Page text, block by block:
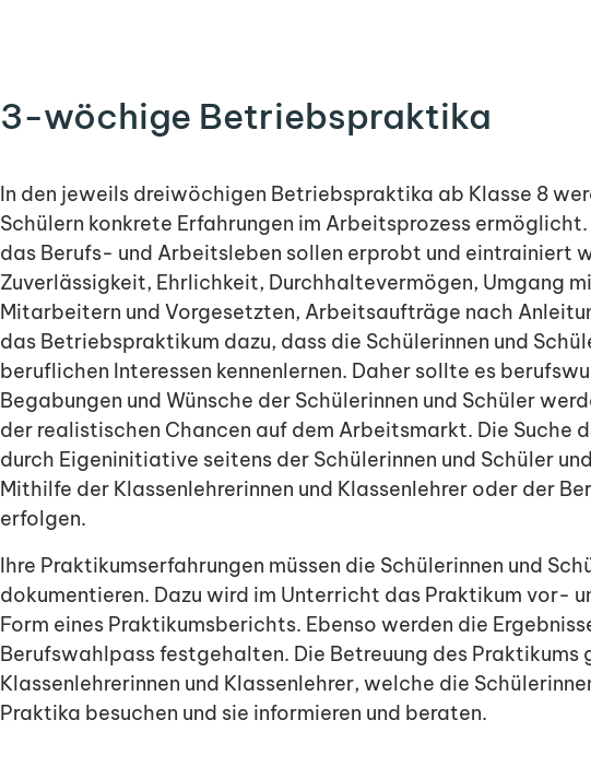
3-wöchige Betriebspraktika
In den jeweils dreiwöchigen Betriebspraktika ab Klasse 8
Schülern konkrete Erfahrungen im Arbeitsprozess
das Berufs- und Arbeitsleben sollen erprobt und eintrainiert
Zuverlässigkeit, Ehrlichkeit, Durchhaltevermögen, Umgang
Mitarbeitern und Vorgesetzten, Arbeitsaufträge nach
das Betriebspraktikum dazu, dass die Schülerinnen und
beruflichen Interessen kennenlernen. Daher sollte es
Begabungen und Wünsche der Schülerinnen und Schüler
der realistischen Chancen auf dem Arbeitsmarkt. Die Suche
durch Eigeninitiative seitens der Schülerinnen und Schüler
Mithilfe der Klassenlehrerinnen und Klassenlehrer oder der
erfolgen.
Ihre Praktikumserfahrungen müssen die Schülerinnen und
dokumentieren. Dazu wird im Unterricht das Praktikum vor-
Form eines Praktikumsberichts. Ebenso werden die
Berufswahlpass festgehalten. Die Betreuung des Praktikums
Klassenlehrerinnen und Klassenlehrer, welche die
Praktika besuchen und sie informieren und beraten.